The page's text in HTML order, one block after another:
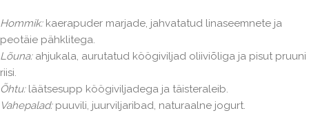
Hommik:kaerapuder marjade, jahvatatud linaseemnete ja
peotäie pähklitega.
Lõuna:ahjukala, aurutatud köögiviljad oliiviõliga ja pisut pruuni
riisi.
Õhtu:läätsesupp köögiviljadega ja täisteraleib.
Vahepalad:puuvili, juurviljaribad, naturaalne jogurt.